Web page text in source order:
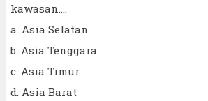
kawasan....
a. Asia Selatan
b. Asia Tenggara
c. Asia Timur
d. Asia Barat